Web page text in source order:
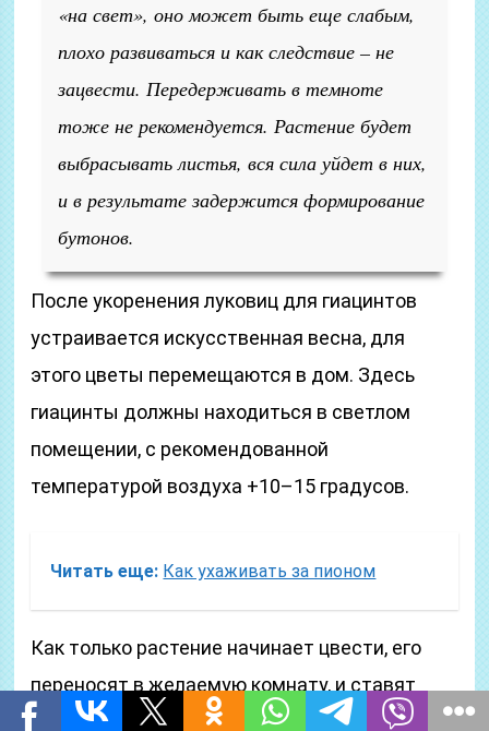
«на свет», оно может быть еще слабым,
плохо развиваться и как следствие – не
зацвести. Передерживать в темноте
тоже не рекомендуется. Растение будет
выбрасывать листья, вся сила уйдет в них,
и в результате задержится формирование
бутонов.
После укоренения луковиц для гиацинтов
устраивается искусственная весна, для
этого цветы перемещаются в дом. Здесь
гиацинты должны находиться в светлом
помещении, с рекомендованной
температурой воздуха +10–15 градусов.
Читать еще: Как ухаживать за пионом
Как только растение начинает цвести, его
переносят в желаемую комнату, и ставят
подальше от батарей отопления. Чтобы